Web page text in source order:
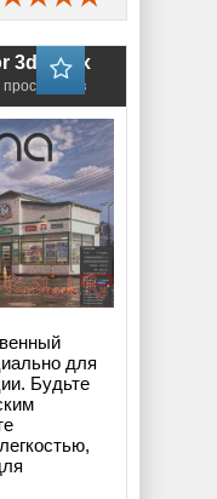
3ds Max
просмотров
для
Будьте